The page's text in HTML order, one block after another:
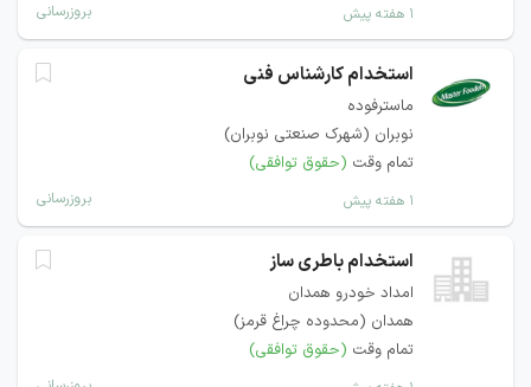
۱ هفته پیش بروزرسانی
استخدام کارشناس فنی
ماسترفوده
نوبران (شهرک صنعتی نوبران)
تمام وقت (حقوق توافقی)
۱ هفته پیش بروزرسانی
استخدام باطری ساز
امداد خودرو همدان
همدان (محدوده چراغ قرمز)
تمام وقت (حقوق توافقی)